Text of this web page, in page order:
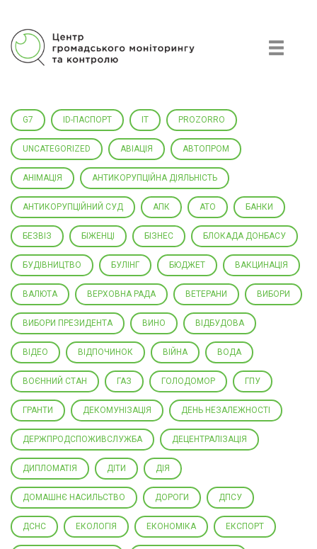
G7 ID-ПАСПОРТ IT PROZORRO
UNCATEGORIZED АВІАЦІЯ АВТОПРОМ
АНІМАЦІЯ АНТИКОРУПЦІЙНА ДІЯЛЬНІСТЬ
АНТИКОРУПЦІЙНИЙ СУД АПК АТО БАНКИ
БЕЗВІЗ БІЖЕНЦІ БІЗНЕС БЛОКАДА ДОНБАСУ
БУДІВНИЦТВО БУЛІНГ БЮДЖЕТ ВАКЦИНАЦІЯ
ВАЛЮТА ВЕРХОВНА РАДА ВЕТЕРАНИ ВИБОРИ
ВИБОРИ ПРЕЗИДЕНТА ВИНО ВІДБУДОВА
ВІДЕО ВІДПОЧИНОК ВІЙНА ВОДА
ВОЄННИЙ СТАН ГАЗ ГОЛОДОМОР ГПУ
ГРАНТИ ДЕКОМУНІЗАЦІЯ ДЕНЬ НЕЗАЛЕЖНОСТІ
ДЕРЖПРОДСПОЖИВСЛУЖБА ДЕЦЕНТРАЛІЗАЦІЯ
ДИПЛОМАТІЯ ДІТИ ДІЯ
ДОМАШНЄ НАСИЛЬСТВО ДОРОГИ ДПСУ
ДСНС ЕКОЛОГІЯ ЕКОНОМІКА ЕКСПОРТ